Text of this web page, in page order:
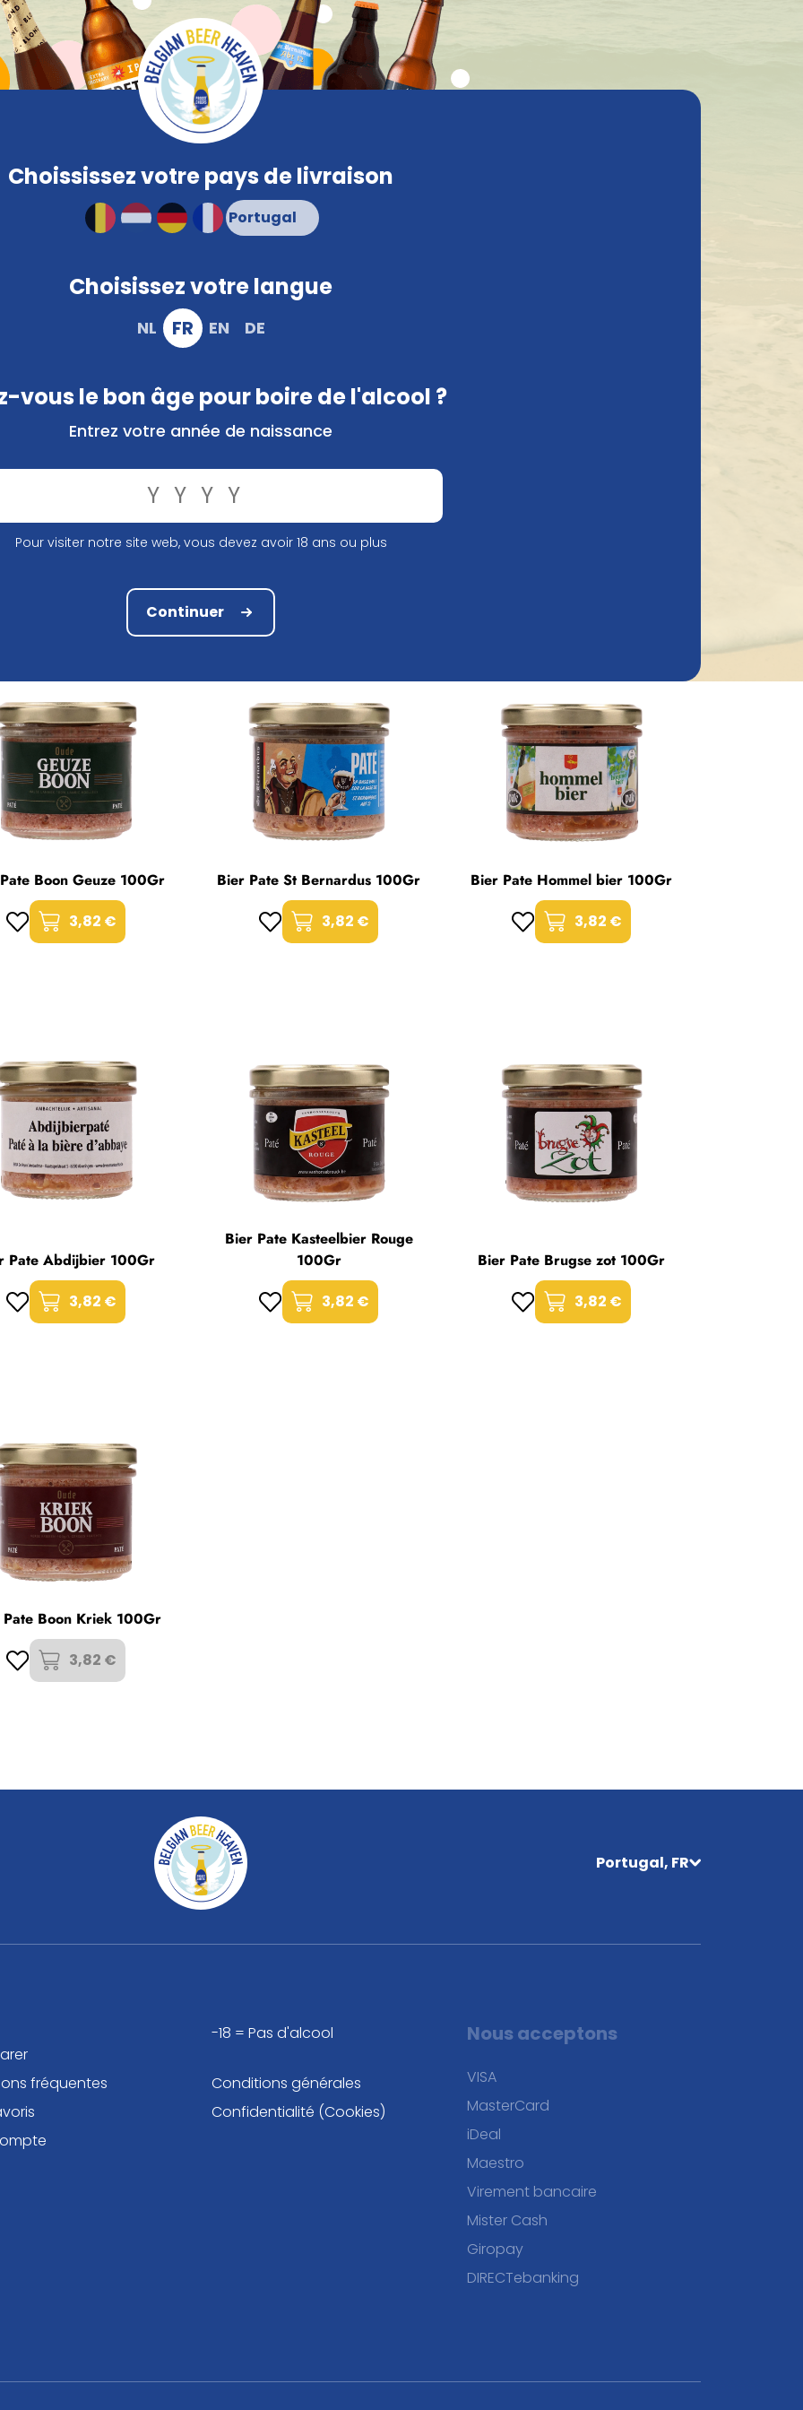
Comparer Questions fréquentes
Verres de bièrePROMO Brasserie Snacks Couleur Caractéristiques
Emballé compact et en toute sécurité
Pate Karmeliet 100Gr
Bier Pate Kasteelbier Bruin 100Gr
Boon Geuze 100Gr
3,82 €
Bier Pate St Bernardus 100Gr
3,82 €
Bier Pate Hommel bier 100Gr
3,82 €
Pate Abdijbier 100Gr
3,82 €
Bier Pate Kasteelbier Rouge
100Gr
3,82 €
Bier Pate Brugse zot 100Gr
3,82 €
Boon Kriek 100Gr
3,82 €
Choississez votre pays de livraison
Choisissez votre langue
NL FR EN DE
vous le bon âge pour boire de l'alcool ?
Entrez votre année de naissance
Pour visiter notre site web, vous devez avoir 18 ans ou plus
Continuer
Portugal, FR
fréquentes
-18 = Pas d'alcool
Conditions générales
Confidentialité (Cookies)
Nous acceptons
VISA
MasterCard
iDeal
Maestro
Virement bancaire
Mister Cash
Giropay
DIRECTebanking